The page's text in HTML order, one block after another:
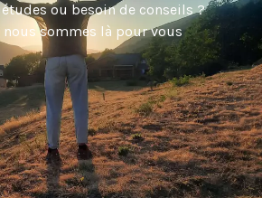
ou besoin de conseils ?
nous sommes là pour vous